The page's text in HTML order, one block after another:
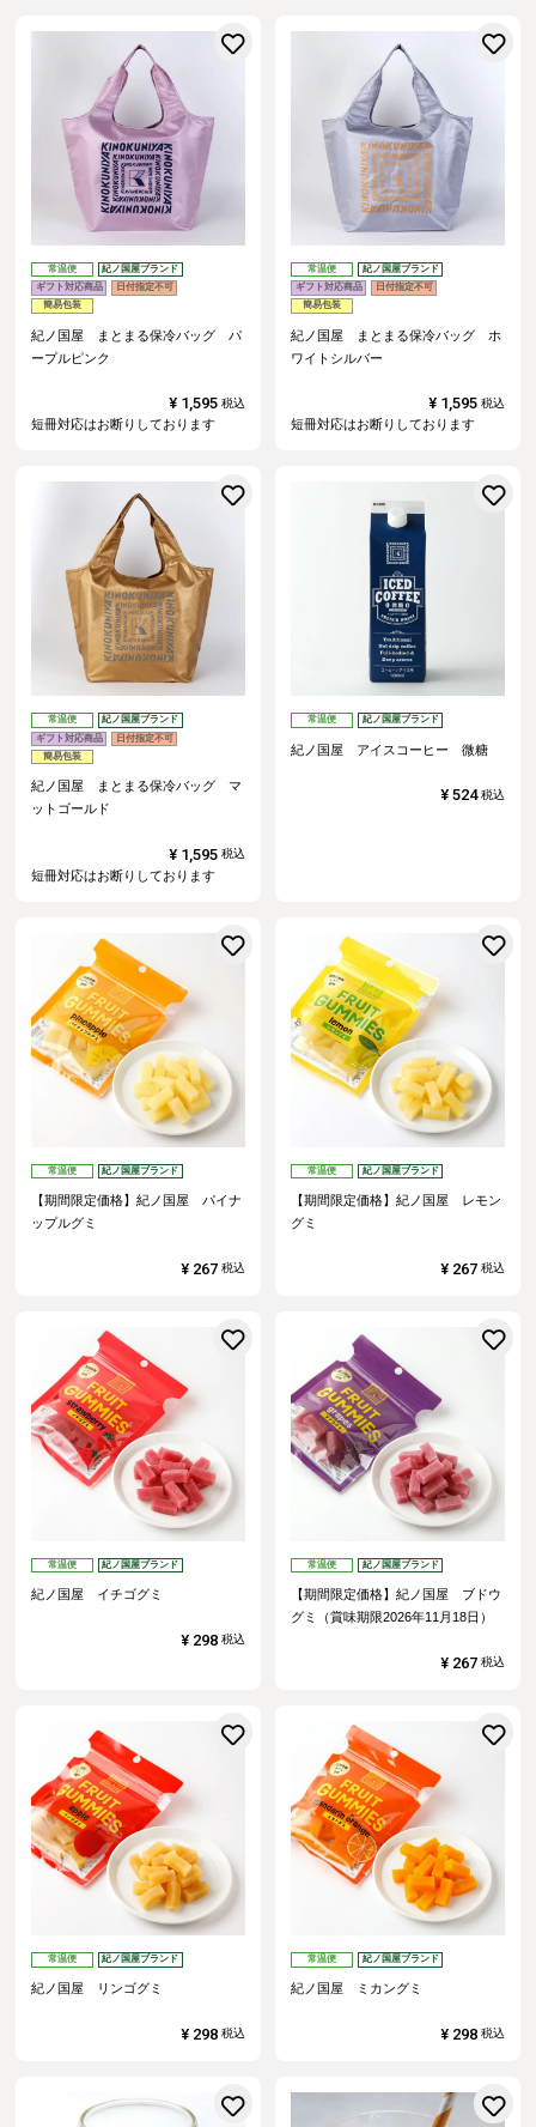
常温便
紀ノ国屋ブランド
ギフト対応商品
日付指定不可
簡易包装
紀ノ国屋 まとまる保冷バッグ パ
ープルピンク
¥ 1,595 税込
短冊対応はお断りしております
お気に入りに登録する
常温便
紀ノ国屋ブランド
ギフト対応商品
日付指定不可
簡易包装
紀ノ国屋 まとまる保冷バッグ ホ
ワイトシルバー
¥ 1,595 税込
短冊対応はお断りしております
常温便
紀ノ国屋ブランド
ギフト対応商品
日付指定不可
簡易包装
紀ノ国屋 まとまる保冷バッグ マ
ットゴールド
¥ 1,595 税込
短冊対応はお断りしております
常温便 紀ノ国屋ブランド
紀ノ国屋 アイスコーヒー 微糖
¥ 524 税込
常温便 紀ノ国屋ブランド
【期間限定価格】紀ノ国屋 パイナ
ップルグミ
¥ 267 税込
お気に入りに登録する
常温便 紀ノ国屋ブランド
【期間限定価格】紀ノ国屋 レモン
グミ
¥ 267 税込
常温便 紀ノ国屋ブランド
紀ノ国屋 イチゴグミ
¥ 298 税込
お気に入りに登録する
常温便 紀ノ国屋ブランド
【期間限定価格】紀ノ国屋 ブドウ
グミ（賞味期限2026年11月18日）
¥ 267 税込
常温便 紀ノ国屋ブランド
紀ノ国屋 リンゴグミ
¥ 298 税込
お気に入りに登録する
常温便 紀ノ国屋ブランド
紀ノ国屋 ミカングミ
¥ 298 税込
お気に入りに登録する